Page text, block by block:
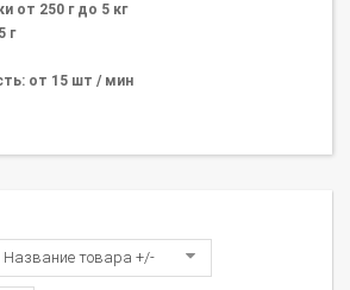
от 250 г до 5 кг
г
от 15 шт / мин
Название товара +/-